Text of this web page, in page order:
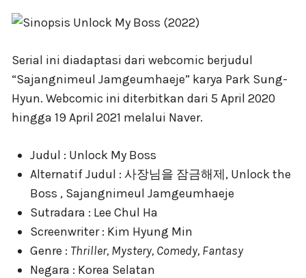
Serial ini diadaptasi dari webcomic berjudul
“Sajangnimeul Jamgeumhaeje” karya Park Sung-
Hyun. Webcomic ini diterbitkan dari 5 April 2020
hingga 19 April 2021 melalui Naver.
Judul : Unlock My Boss
Alternatif Judul : 사장님을 잠금해제, Unlock the
Boss , Sajangnimeul Jamgeumhaeje
Sutradara : Lee Chul Ha
Screenwriter : Kim Hyung Min
Genre : Thriller, Mystery, Comedy, Fantasy
Negara : Korea Selatan